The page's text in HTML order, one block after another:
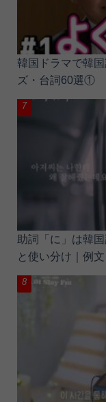
韓国ドラマで韓
ズ・台詞60選①
助詞「に」は韓
と使い分け｜例